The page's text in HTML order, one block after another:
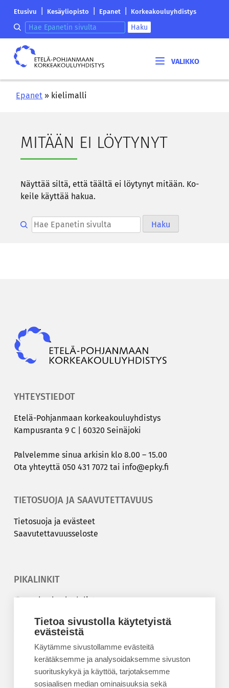
Tietoa sivustolla käytetyistä
evästeistä
Käytämme sivustollamme evästeitä
kerätäksemme ja analysoidaksemme sivuston
suorituskykyä ja käyttöä, tarjotaksemme
sosiaalisen median ominaisuuksia sekä
Etelä-
korkeakouluyhdistyksen
saapumissivu
Etusivu Kesäyliopisto Epanet Korkeakouluyhdistys
Hae epanetin sivulta Haku
Etelä-
Pohjanmaan
Epanet » kielimalli
MI­TÄÄN EI LÖY­TY­NYT
Näyt­tää siltä, että tääl­tä ei löy­ty­nyt mi­tään. Ko­
kei­le käyt­tää hakua.
Hae epanetin sivulta Haku
YHTEYSTIEDOT
Etelä-​Pohjanmaan kor­kea­kou­lu­yh­dis­tys
Kam­pus­ran­ta 9 C | 60320 Sei­nä­jo­ki
Pal­ve­lem­me sinua ar­ki­sin klo 8.00 – 15.00
Ota yh­teyt­tä 050 431 7072 tai info@epky.fi
TIETOSUOJA JA SAAVUTETTAVUUS
Tie­to­suo­ja ja eväs­teet
Saa­vu­tet­ta­vuus­se­los­te
PIKALINKIT
Korkeakouluyhdistys
Kesäyliopisto
Epanet
BLOGIT
Kesäyliopiston blogi